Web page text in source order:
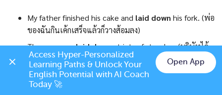
My father finished his cake and laid down his fork. (พ่อ
ของฉันกินเค้กเสร็จแล้วก็วางส้อมลง)
The companylaid downstrict safety rules. (บริษัทได้
กำหนดกฎความปลอดภัยอย่างเข้มงวด)
Chat on LINE
Access Hyper-Personalized
Learning Paths & Unlock Your
English Potential with AI Coach
Today 🚀
Open App